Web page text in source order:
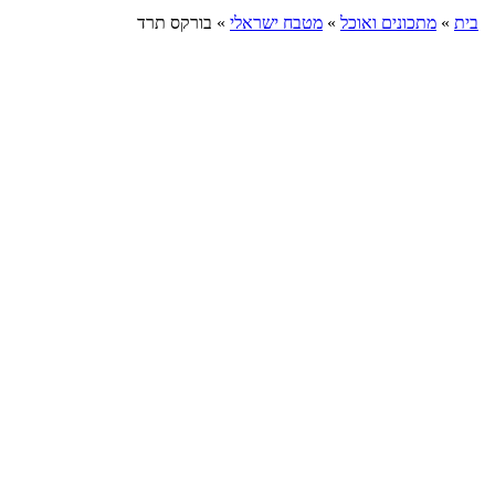
בית » מתכונים ואוכל » מטבח ישראלי » בורקס תרד